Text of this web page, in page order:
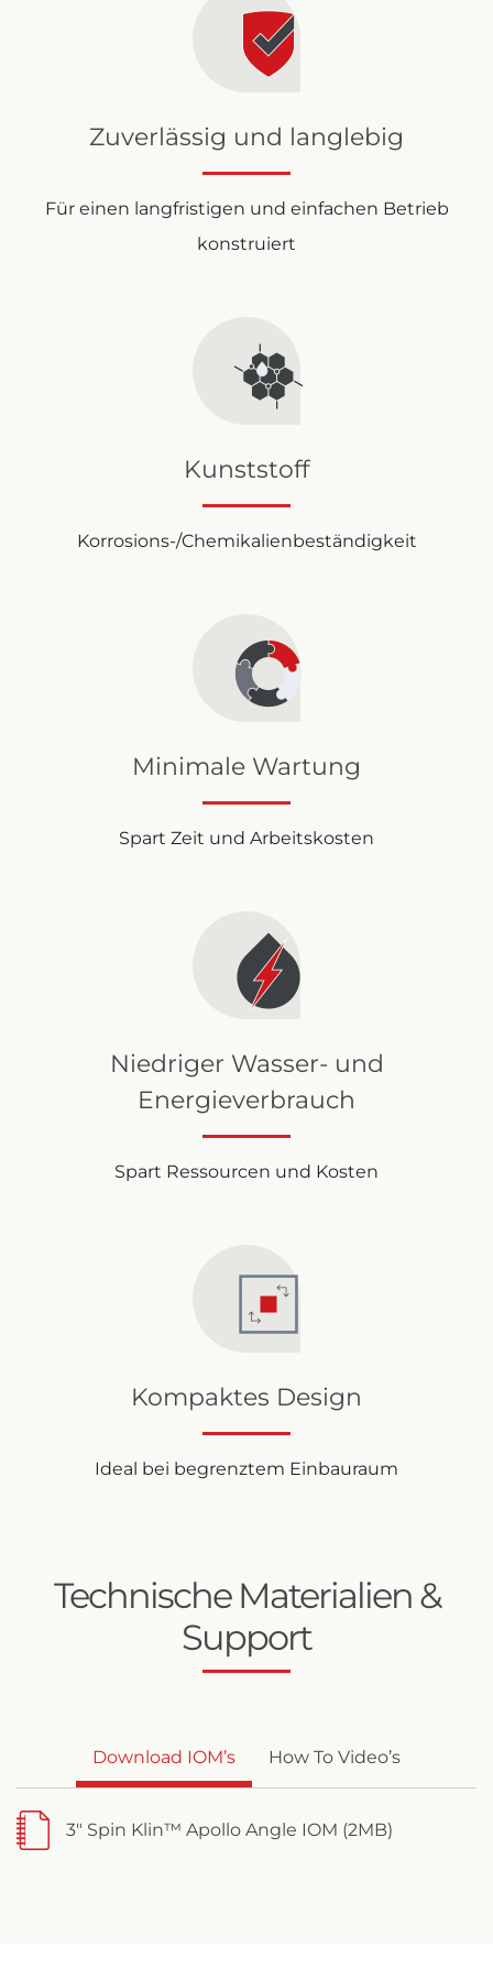
Zuverlässig und langlebig
Für einen langfristigen und einfachen Betrieb
konstruiert
Kunststoff
Korrosions-/Chemikalienbeständigkeit
Minimale Wartung
Spart Zeit und Arbeitskosten
Niedriger Wasser- und
Energieverbrauch
Spart Ressourcen und Kosten
Kompaktes Design
Ideal bei begrenztem Einbauraum
Technische Materialien &
Support
Download IOM’s How To Video’s
3" Spin Klin™ Apollo Angle IOM (2MB)